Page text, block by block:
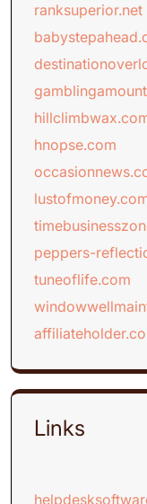
ranksuperior.net
hnopse.com
peppers-
tuneoflife.com
Links